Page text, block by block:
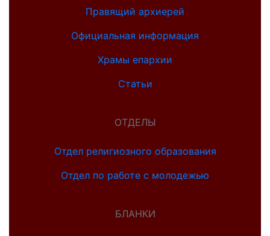
Правящий архиерей
Официальная информация
Храмы епархии
Статьи
ОТДЕЛЫ
Отдел религиозного образования
Отдел по работе с молодежью
БЛАНКИ